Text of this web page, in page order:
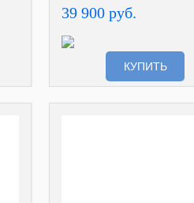
39 900 руб.
КУПИТЬ